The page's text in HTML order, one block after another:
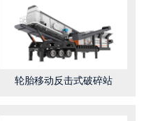
轮胎移动反击式破碎站